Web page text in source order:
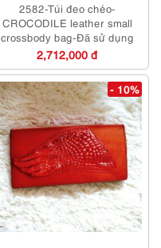
2582-Túi đeo chéo-
CROCODILE leather small
crossbody bag-Đã sử dụng
2,712,000 đ
- 10%